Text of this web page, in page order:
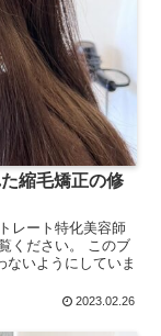
縮毛矯正の修
レート特化美容師
ください。 このブ
ないようにしていま
2023.02.26